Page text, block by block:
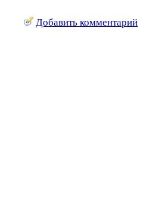
Добавить комментарий